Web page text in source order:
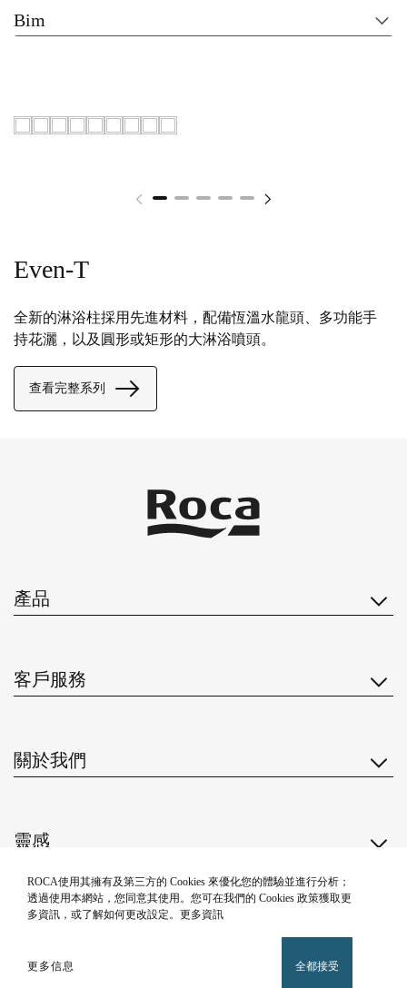
ROCA使用其擁有及第三方的 Cookies 來優化您的體驗並進行分析；
透過使用本網站，您同意其使用。您可在我們的 Cookies 政策獲取更
多資訊，或了解如何更改設定。更多資訊
更多信息 全都接受
Bim
Even-T
全新的淋浴柱採用先進材料，配備恆溫水龍頭、多功能手
持花灑，以及圓形或矩形的大淋浴噴頭。
查看完整系列
產品
客戶服務
關於我們
靈感
關注我們